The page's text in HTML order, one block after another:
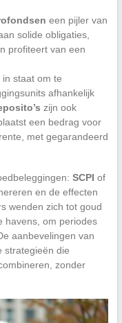
een pijler van
solide obligaties,
profiteert van een
staat om te
afhankelijk
zijn ook
een bedrag voor
met gegarandeerd
SCPI of
en de effecten
wenden zich tot goud
havens, om periodes
aanbevelingen van
strategieën die
zonder